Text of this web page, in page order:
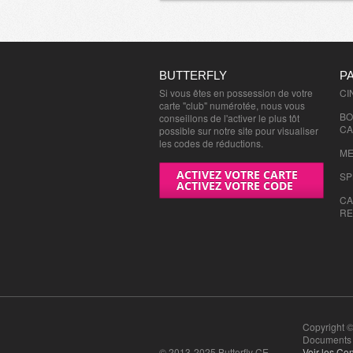
BUTTERFLY
Si vous êtes en possession de votre
carte "club" numérotée, nous vous
conseillons de l'activer le plus tôt
possible sur notre site pour visualiser
les codes de réductions.
ACTIVEZ VOTRE CARTE
ACTIVEZ VOTRE CODE
Copyright